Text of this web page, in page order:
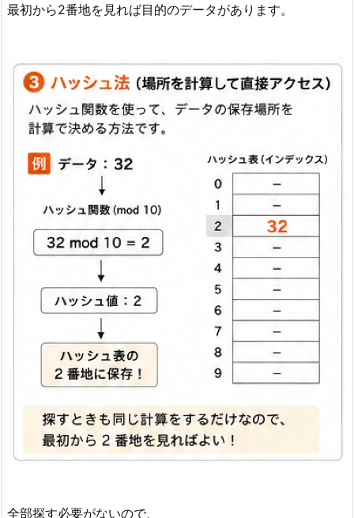
最初から2番地を見れば目的のデータがあります。
全部探す必要がないので、